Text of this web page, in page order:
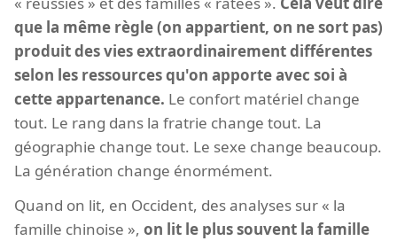
que la même règle (on appartient, on ne sort pas)
produit des vies extraordinairement différentes
selon les ressources qu'on apporte avec soi à
cette appartenance. Le confort matériel change
tout. Le rang dans la fratrie change tout. La
géographie change tout. Le sexe change beaucoup.
La génération change énormément.
Quand on lit, en Occident, des analyses sur « la
famille chinoise », on lit le plus souvent la famille